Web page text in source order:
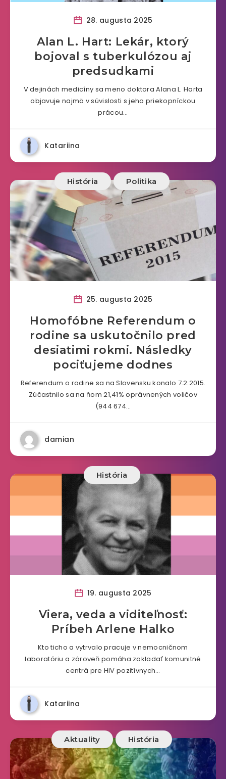
28. augusta 2025
Alan L. Hart: Lekár, ktorý
bojoval s tuberkulózou aj
predsudkami
V dejinách medicíny sa meno doktora Alana L. Harta
objavuje najmä v súvislosti s jeho priekopníckou
prácou…
Katariina
História Politika
25. augusta 2025
Homofóbne Referendum o
rodine sa uskutočnilo pred
desiatimi rokmi. Následky
pociťujeme dodnes
Referendum o rodine sa na Slovensku konalo 7.2.2015.
Zúčastnilo sa na ňom 21,41% oprávnených voličov
(944 674…
damian
História
19. augusta 2025
Viera, veda a viditeľnosť:
Príbeh Arlene Halko
Kto ticho a vytrvalo pracuje v nemocničnom
laboratóriu a zároveň pomáha zakladať komunitné
centrá pre HIV pozitívnych…
Katariina
Aktuality História